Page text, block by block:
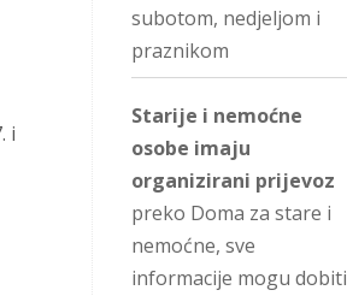
i
subotom, nedjeljom i
praznikom
Starije i nemoćne
osobe imaju
organizirani prijevoz
preko Doma za stare i
nemoćne, sve
informacije mogu dobiti